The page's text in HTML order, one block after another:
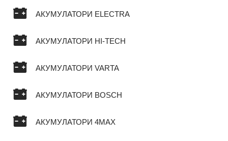
АКУМУЛАТОРИ ELECTRA
АКУМУЛАТОРИ HI-TECH
АКУМУЛАТОРИ VARTA
АКУМУЛАТОРИ BOSCH
АКУМУЛАТОРИ 4MAX